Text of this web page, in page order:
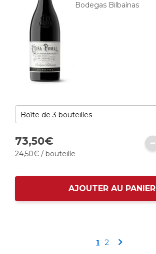
Bodegas Bilbaínas
73,50€
24,50€ / bouteille
AJOUTER AU PANIER
Page
Vous
1 Page
2 Page